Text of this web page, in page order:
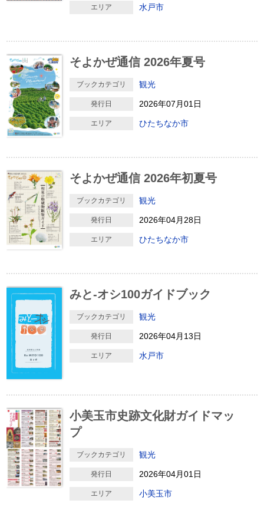
エリア 水戸市
そよかぜ通信 2026年夏号
ブックカテゴリ 観光
発行日 2026年07月01日
エリア ひたちなか市
そよかぜ通信 2026年初夏号
ブックカテゴリ 観光
発行日 2026年04月28日
エリア ひたちなか市
みと-オシ100ガイドブック
ブックカテゴリ 観光
発行日 2026年04月13日
エリア 水戸市
小美玉市史跡文化財ガイドマッ
プ
ブックカテゴリ 観光
発行日 2026年04月01日
エリア 小美玉市